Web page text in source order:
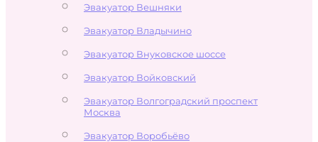
Эвакуатор Вешняки
Эвакуатор Владычино
Эвакуатор Внуковское шоссе
Эвакуатор Войковский
Эвакуатор Волгоградский проспект
Москва
Эвакуатор Воробьёво